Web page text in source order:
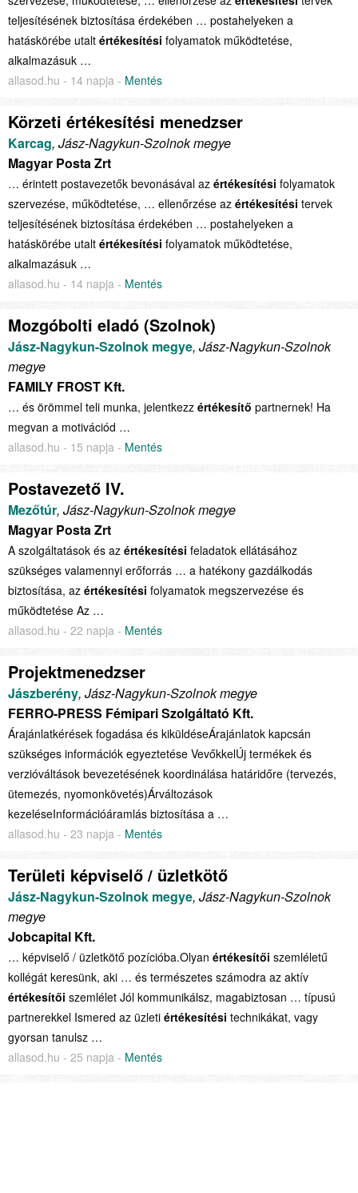
teljesítésének biztosítása érdekében … postahelyeken a
hatáskörébe utalt értékesítési folyamatok működtetése,
alkalmazásuk …
allasod.hu - 14 napja - Mentés
Körzeti értékesítési menedzser
Karcag, Jász-Nagykun-Szolnok megye
Magyar Posta Zrt
… érintett postavezetők bevonásával az értékesítési folyamatok
szervezése, működtetése, … ellenőrzése az értékesítési tervek
teljesítésének biztosítása érdekében … postahelyeken a
hatáskörébe utalt értékesítési folyamatok működtetése,
alkalmazásuk …
allasod.hu - 14 napja - Mentés
Mozgóbolti eladó (Szolnok)
Jász-Nagykun-Szolnok megye, Jász-Nagykun-Szolnok
megye
FAMILY FROST Kft.
… és örömmel teli munka, jelentkezz értékesítő partnernek! Ha
megvan a motivációd …
allasod.hu - 15 napja - Mentés
Postavezető IV.
Mezőtúr, Jász-Nagykun-Szolnok megye
Magyar Posta Zrt
A szolgáltatások és az értékesítési feladatok ellátásához
szükséges valamennyi erőforrás … a hatékony gazdálkodás
biztosítása, az értékesítési folyamatok megszervezése és
működtetése Az …
allasod.hu - 22 napja - Mentés
Projektmenedzser
Jászberény, Jász-Nagykun-Szolnok megye
FERRO-PRESS Fémipari Szolgáltató Kft.
Árajánlatkérések fogadása és kiküldéseÁrajánlatok kapcsán
szükséges információk egyeztetése VevőkkelÚj termékek és
verzióváltások bevezetésének koordinálása határidőre (tervezés,
ütemezés, nyomonkövetés)Árváltozások
kezeléseInformációáramlás biztosítása a …
allasod.hu - 23 napja - Mentés
Területi képviselő / üzletkötő
Jász-Nagykun-Szolnok megye, Jász-Nagykun-Szolnok
megye
Jobcapital Kft.
… képviselő / üzletkötő pozícióba.Olyan értékesítői szemléletű
kollégát keresünk, aki … és természetes számodra az aktív
értékesítői szemlélet Jól kommunikálsz, magabiztosan … típusú
partnerekkel Ismered az üzleti értékesítési technikákat, vagy
gyorsan tanulsz …
allasod.hu - 25 napja - Mentés